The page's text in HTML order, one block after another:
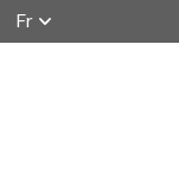
Fr